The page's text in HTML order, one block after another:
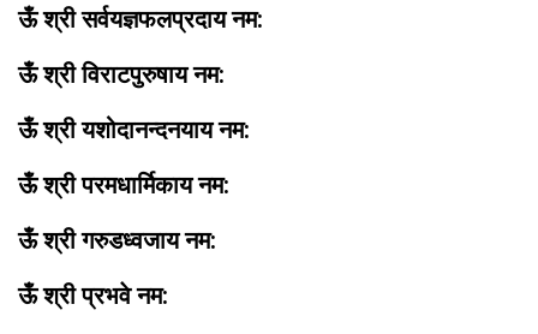
ऊँ श्री सर्वयज्ञफलप्रदाय नम:
ऊँ श्री विराटपुरुषाय नम:
ऊँ श्री यशोदानन्दनयाय नम:
ऊँ श्री परमधार्मिकाय नम:
ऊँ श्री गरुडध्वजाय नम:
ऊँ श्री प्रभवे नम: